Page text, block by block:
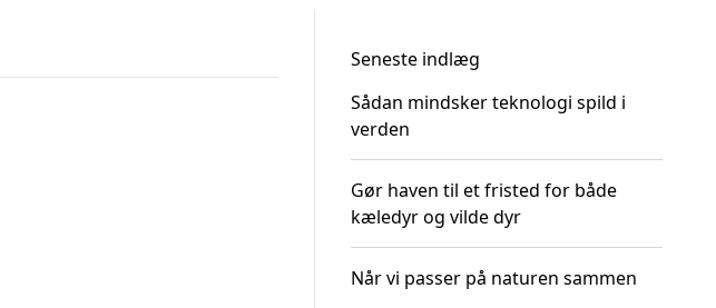
Seneste indlæg
Sådan mindsker teknologi spild i
verden
Gør haven til et fristed for både
kæledyr og vilde dyr
Når vi passer på naturen sammen